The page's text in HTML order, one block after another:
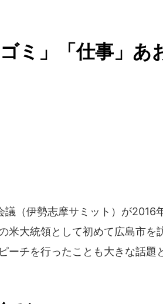
ミ」「仕事」
（伊勢志摩サミット）が2016
米大統領として初めて広島市を
ーチを行ったことも大きな話題